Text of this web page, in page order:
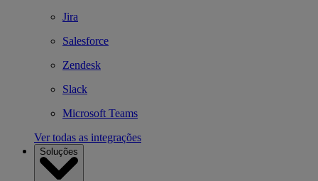
Jira
Salesforce
Zendesk
Slack
Microsoft Teams
Ver todas as integrações
Soluções